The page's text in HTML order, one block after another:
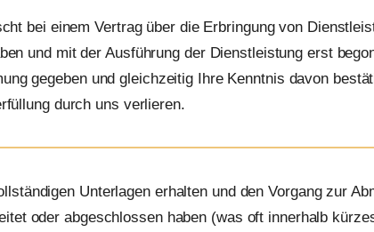
bei einem Vertrag über die Erbringung von
und mit der Ausführung der Dienstleistung erst
gegeben und gleichzeitig Ihre Kenntnis davon
durch uns verlieren.
Unterlagen erhalten und den Vorgang zur
oder abgeschlossen haben (was oft innerhalb